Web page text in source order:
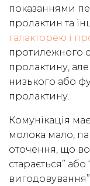
показаннями
пролактин та
галакторею і
протилежного
пролактину,
низького або
пролактину.
Комунікація
молока мало,
оточення, що
старається”